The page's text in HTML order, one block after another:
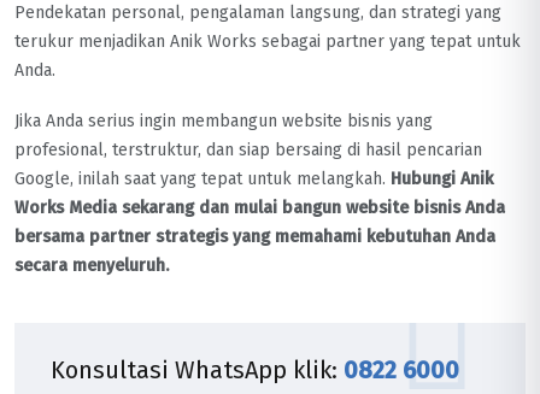
Pendekatan personal, pengalaman langsung, dan strategi yang
terukur menjadikan Anik Works sebagai partner yang tepat untuk
Anda.
Jika Anda serius ingin membangun website bisnis yang
profesional, terstruktur, dan siap bersaing di hasil pencarian
Google, inilah saat yang tepat untuk melangkah. Hubungi Anik
Works Media sekarang dan mulai bangun website bisnis Anda
bersama partner strategis yang memahami kebutuhan Anda
secara menyeluruh.
Konsultasi WhatsApp klik: 0822 6000